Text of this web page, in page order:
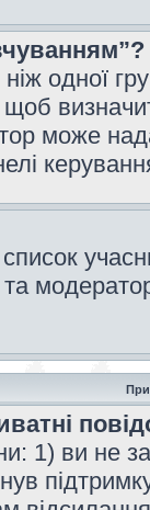
одної
може
1) ви не